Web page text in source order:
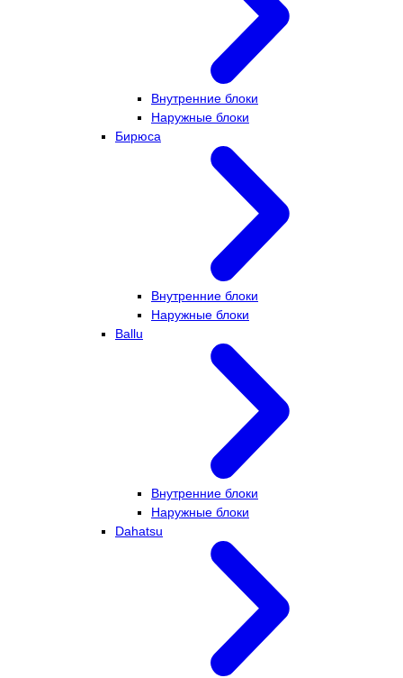
Внутренние блоки
Наружные блоки
Бирюса
Внутренние блоки
Наружные блоки
Ballu
Внутренние блоки
Наружные блоки
Dahatsu